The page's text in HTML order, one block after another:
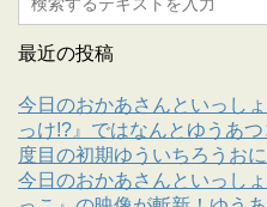
最近の投稿
今日のおかあさんといっし
っけ!?』ではなんとゆうあ
度目の初期ゆういちろうお
今日のおかあさんといっし